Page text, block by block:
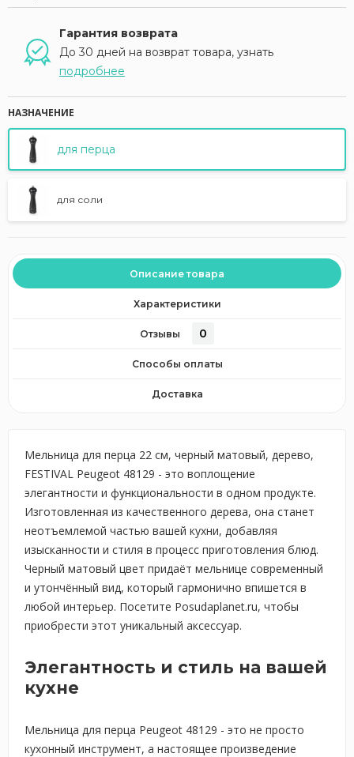
Гарантия возврата
До 30 дней на возврат товара, узнать
подробнее
НАЗНАЧЕНИЕ
для перца
для соли
Описание товара
Характеристики
Отзывы 0
Способы оплаты
Доставка
Мельница для перца 22 см, черный матовый, дерево,
FESTIVAL Peugeot 48129 - это воплощение
элегантности и функциональности в одном продукте.
Изготовленная из качественного дерева, она станет
неотъемлемой частью вашей кухни, добавляя
изысканности и стиля в процесс приготовления блюд.
Черный матовый цвет придаёт мельнице современный
и утончённый вид, который гармонично впишется в
любой интерьер. Посетите Posudaplanet.ru, чтобы
приобрести этот уникальный аксессуар.
Элегантность и стиль на вашей
кухне
Мельница для перца Peugeot 48129 - это не просто
кухонный инструмент, а настоящее произведение